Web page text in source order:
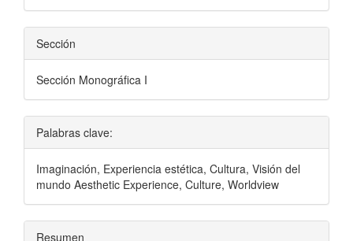
Sección
Sección Monográfica I
Palabras clave:
Imaginación, Experiencia estética, Cultura, Visión del
mundo Aesthetic Experience, Culture, Worldview
Resumen